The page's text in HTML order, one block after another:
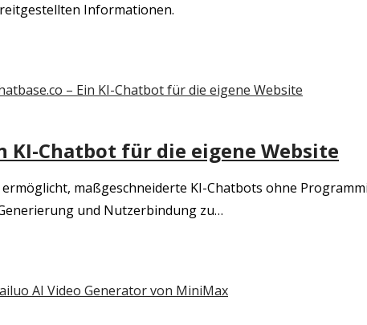
Informationen.
KI-Chatbot für die eigene Website
maßgeschneiderte KI-Chatbots ohne
und Nutzerbindung zu…